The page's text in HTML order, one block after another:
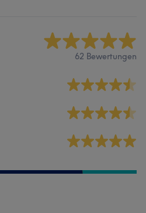
62 Bewertungen